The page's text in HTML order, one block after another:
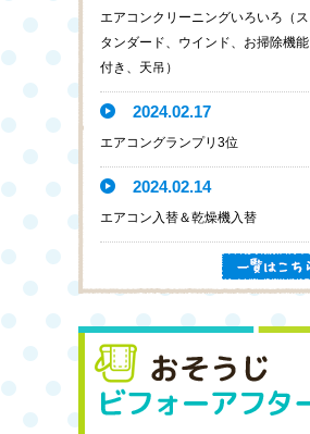
エアコンクリーニングいろいろ（ス
タンダード、ウインド、お掃除機能
付き、天吊）
2024.02.17
エアコングランプリ3位
2024.02.14
エアコン入替＆乾燥機入替